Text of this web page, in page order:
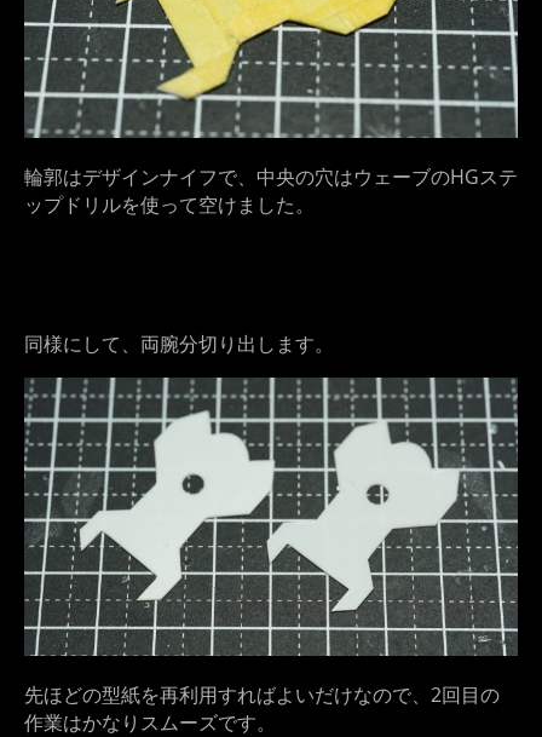
輪郭はデザインナイフで、中央の穴はウェーブのHGステ
ップドリルを使って空けました。
同様にして、両腕分切り出します。
先ほどの型紙を再利用すればよいだけなので、2回目の
作業はかなりスムーズです。